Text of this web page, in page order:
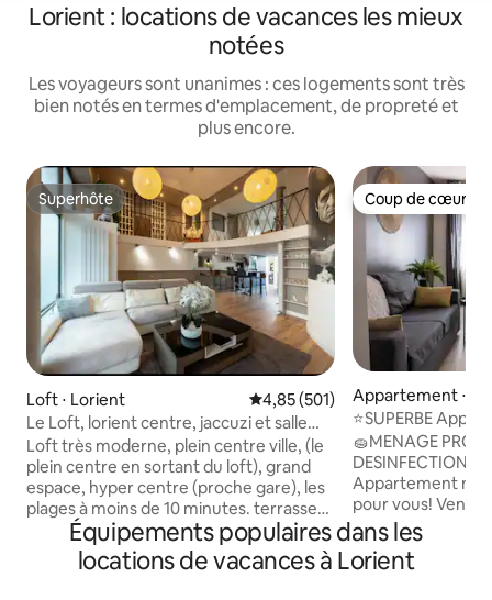
Lorient : locations de vacances les mieux
notées
Les voyageurs sont unanimes : ces logements sont très
bien notés en termes d'emplacement, de propreté et
plus encore.
Superhôte
Superhôte
Loft ⋅ Lorient Évaluation moyenne sur la
4,85 (501)
Le Loft, lorient centre, jaccuzi et salle
cinéma
Loft très moderne, plein centre ville, (le
plein centre en sortant du loft), grand
espace, hyper centre (proche gare), les
plages à moins de 10 minutes. terrasse
équipé de barbecue, 3 chambres + 1
dortoir où il y un canapé lit et 2 lits 2
places supplémentaires , 2 salles de
Coup de cœur
Coup de cœur
Appartement ⋅
⭐️SUPERBE Appt
NEUF tout
🧽MENAGE
DESINFECTION
Appartement
pour vous! Venez poser vos valises sans
effort dans ce superbe appartement en
RDC
parfaitement
Équipements populaires dans les
locations de vacances à Lorient